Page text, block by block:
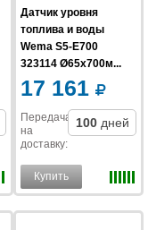
Датчик уровня
топлива и воды
Wema S5-E700
323114 Ø65x700м...
17 161
Передача
на
доставку:
100 дней
Купить